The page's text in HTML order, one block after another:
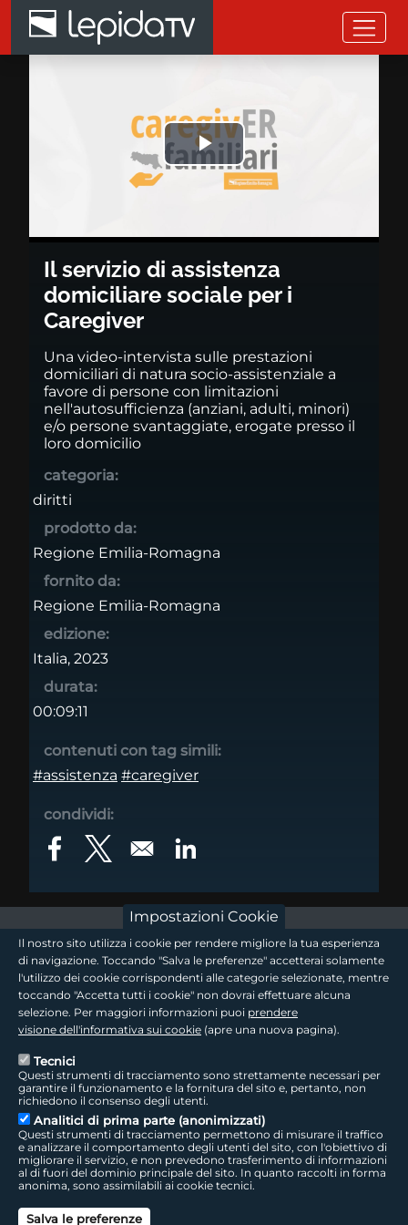
Salta al contenuto principale
Il servizio di assistenza
Riprodurre
video
Il servizio di assistenza
domiciliare sociale per i
Caregiver
Una video-intervista sulle prestazioni
domiciliari di natura socio-assistenziale a
favore di persone con limitazioni
nell'autosufficienza (anziani, adulti, minori)
e/o persone svantaggiate, erogate presso il
loro domicilio
categoria:
diritti
prodotto da:
Regione Emilia-Romagna
fornito da:
Regione Emilia-Romagna
edizione:
Italia, 2023
durata:
00:09:11
contenuti con tag simili:
#assistenza #caregiver
condividi:
Opens in a new window
Opens in a new windowOpens in a new window
footer - sezione logo 1
footer - sezione logo2
footer - sezione colophon
Sede Legale: Via della Liberazione, 15 - 40128 Bologna BO
footer - sezione link utili
Seguici sui social
LepidaTV | Accessibilità | Cookie | Privacy | Social Media Policy
Impostazioni Cookie
Il nostro sito utilizza i cookie per rendere migliore la tua esperienza
di navigazione. Toccando "Salva le preferenze" accetterai solamente
l'utilizzo dei cookie corrispondenti alle categorie selezionate, mentre
toccando "Accetta tutti i cookie" non dovrai effettuare alcuna
selezione. Per maggiori informazioni puoi prendere
visione dell'informativa sui cookie (apre una nuova pagina).
Tecnici
Questi strumenti di tracciamento sono strettamente necessari per
garantire il funzionamento e la fornitura del sito e, pertanto, non
richiedono il consenso degli utenti.
Analitici di prima parte (anonimizzati)
Questi strumenti di tracciamento permettono di misurare il traffico
e analizzare il comportamento degli utenti del sito, con l'obiettivo di
migliorare il servizio, e non prevedono trasferimento di informazioni
al di fuori del dominio principale del sito. In quanto raccolti in forma
anonima, sono assimilabili ai cookie tecnici.
Salva le preferenze